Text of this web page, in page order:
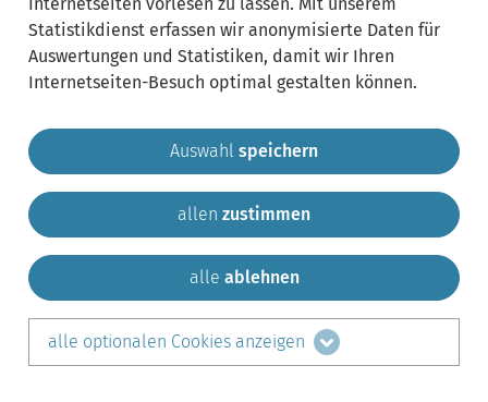
Gemeinde Krailling Impressum
Sitemap
Kontakt
teilen auf:
LinkedIn
Statistikdienst erfassen wir anonymisierte Daten für
Auswertungen und Statistiken, damit wir Ihren
Internetseiten-Besuch optimal gestalten können.
Auswahl speichern
allen zustimmen
alle ablehnen
alle optionalen Cookies anzeigen